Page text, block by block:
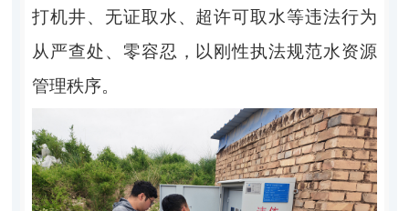
打机井、无证取水、超许可取水等违法行为
从严查处、零容忍，以刚性执法规范水资源
管理秩序。